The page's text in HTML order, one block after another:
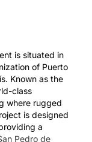
is situated in
of Puerto
Known as the
class
where rugged
is designed
a
Pedro de